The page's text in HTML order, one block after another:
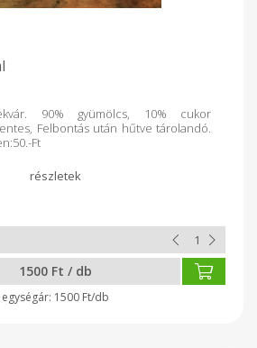
90% gyümölcs, 10% cukor
Felbontás után hűtve tárolandó.
Ft
1500 Ft / db
1500 Ft/db